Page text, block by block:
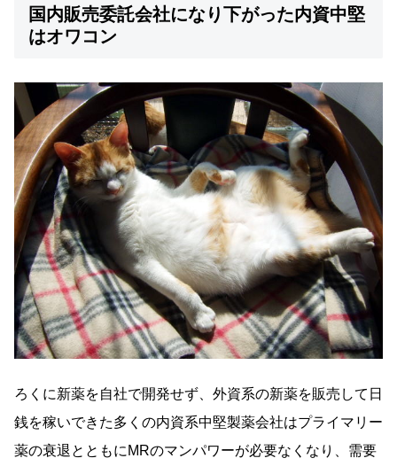
国内販売委託会社になり下がった内資中堅
はオワコン
ろくに新薬を自社で開発せず、外資系の新薬を販売して日
銭を稼いできた多くの内資系中堅製薬会社はプライマリー
薬の衰退とともにMRのマンパワーが必要なくなり、需要